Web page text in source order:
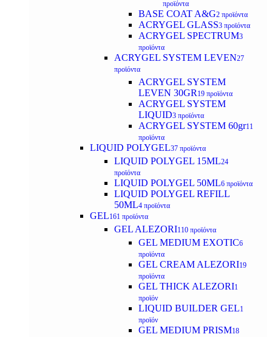
προϊόντα
BASE COAT A&G2 προϊόντα
ACRYGEL GLASS3 προϊόντα
ACRYGEL SPECTRUM3
προϊόντα
ACRYGEL SYSTEM LEVEN27
προϊόντα
ACRYGEL SYSTEM
LEVEN 30GR 19 προϊόντα
ACRYGEL SYSTEM
LIQUID3 προϊόντα
ACRYGEL SYSTEM 60gr11
προϊόντα
LIQUID POLYGEL37 προϊόντα
LIQUID POLYGEL 15ML24
προϊόντα
LIQUID POLYGEL 50ML6 προϊόντα
LIQUID POLYGEL REFILL
50ML4 προϊόντα
GEL161 προϊόντα
GEL ALEZORI110 προϊόντα
GEL MEDIUM EXOTIC6
προϊόντα
GEL CREAM ALEZORI19
προϊόντα
GEL THICK ALEZORI1
προϊόν
LIQUID BUILDER GEL1
προϊόν
GEL MEDIUM PRISM18